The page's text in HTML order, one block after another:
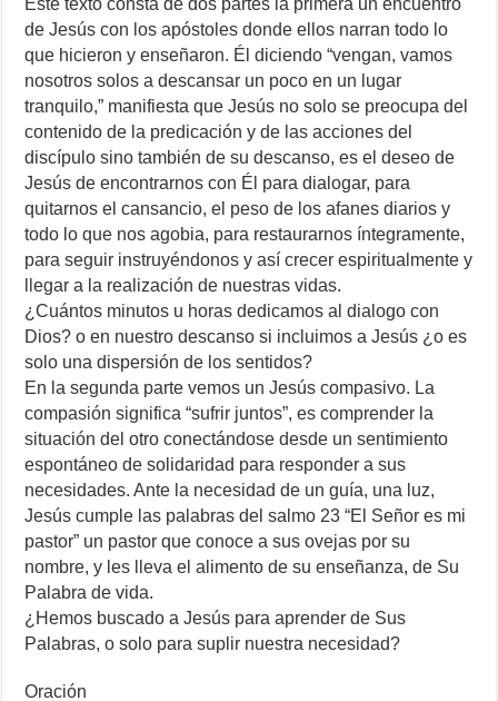
Este texto consta de dos partes la primera un encuentro
de Jesús con los apóstoles donde ellos narran todo lo
que hicieron y enseñaron. Él diciendo “vengan, vamos
nosotros solos a descansar un poco en un lugar
tranquilo,” manifiesta que Jesús no solo se preocupa del
contenido de la predicación y de las acciones del
discípulo sino también de su descanso, es el deseo de
Jesús de encontrarnos con Él para dialogar, para
quitarnos el cansancio, el peso de los afanes diarios y
todo lo que nos agobia, para restaurarnos íntegramente,
para seguir instruyéndonos y así crecer espiritualmente y
llegar a la realización de nuestras vidas.
¿Cuántos minutos u horas dedicamos al dialogo con
Dios? o en nuestro descanso si incluimos a Jesús ¿o es
solo una dispersión de los sentidos?
En la segunda parte vemos un Jesús compasivo. La
compasión significa “sufrir juntos”, es comprender la
situación del otro conectándose desde un sentimiento
espontáneo de solidaridad para responder a sus
necesidades. Ante la necesidad de un guía, una luz,
Jesús cumple las palabras del salmo 23 “El Señor es mi
pastor” un pastor que conoce a sus ovejas por su
nombre, y les lleva el alimento de su enseñanza, de Su
Palabra de vida.
¿Hemos buscado a Jesús para aprender de Sus
Palabras, o solo para suplir nuestra necesidad?
Oración